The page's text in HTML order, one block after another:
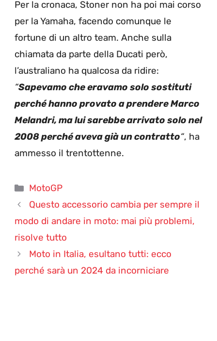
Per la cronaca, Stoner non ha poi mai corso
per la Yamaha, facendo comunque le
fortune di un altro team. Anche sulla
chiamata da parte della Ducati però,
l’australiano ha qualcosa da ridire:
“Sapevamo che eravamo solo sostituti
perché hanno provato a prendere Marco
Melandri, ma lui sarebbe arrivato solo nel
2008 perché aveva già un contratto“, ha
ammesso il trentottenne.
Categorie
MotoGP
Questo accessorio cambia per sempre il
modo di andare in moto: mai più problemi,
risolve tutto
Moto in Italia, esultano tutti: ecco
perché sarà un 2024 da incorniciare